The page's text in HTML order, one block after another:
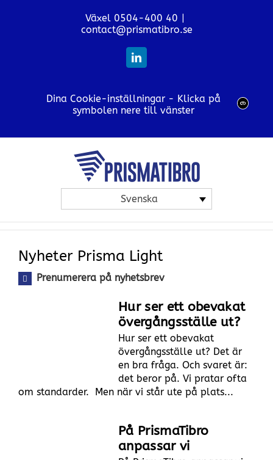
Växel 0504-400 40 |
contact@prismatibro.se
LinkedIn
Dina Cookie-inställningar - Klicka på
symbolen nere till vänster
Svenska
Nyheter Prisma Light
Prenumerera på nyhetsbrev
Hur ser ett obevakat
övergångsställe ut?
Hur ser ett obevakat
övergångsställe ut? Det är
en bra fråga. Och svaret är:
det beror på. Vi pratar ofta
om standarder. Men när vi står ute på plats...
På PrismaTibro
anpassar vi